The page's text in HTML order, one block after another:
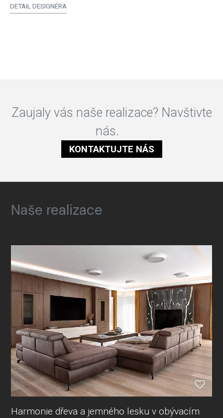
DETAIL DESIGNÉRA
Zaujaly vás naše realizace? Navštivte
nás.
KONTAKTUJTE NÁS
Naše realizace
Harmonie dřeva a jemného lesku v obývacím